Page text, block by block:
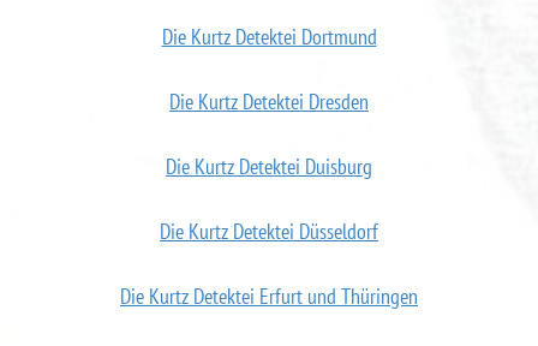
Die Kurtz Detektei Dortmund
Die Kurtz Detektei Dresden
Die Kurtz Detektei Duisburg
Die Kurtz Detektei Düsseldorf
Die Kurtz Detektei Erfurt und Thüringen